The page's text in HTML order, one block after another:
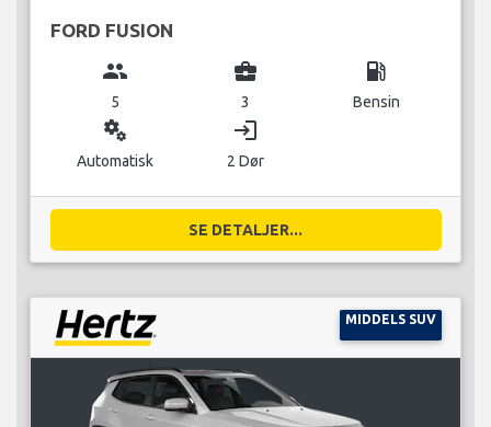
FORD FUSION
group
5
business_center
3
local_gas_station
Bensin
miscellaneous_services
Automatisk
login
2 Dør
SE DETALJER...
MIDDELS SUV